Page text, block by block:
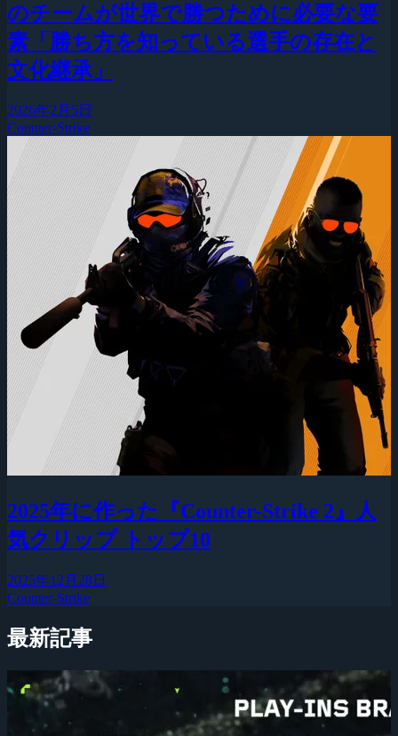
のチームが世界で勝つために必要な要
素「勝ち方を知っている選手の存在と
文化継承」
2026年2月5日
Counter-Strike
2025年に作った『Counter-Strike 2』人
気クリップ トップ10
2025年12月28日
Counter-Strike
最新記事